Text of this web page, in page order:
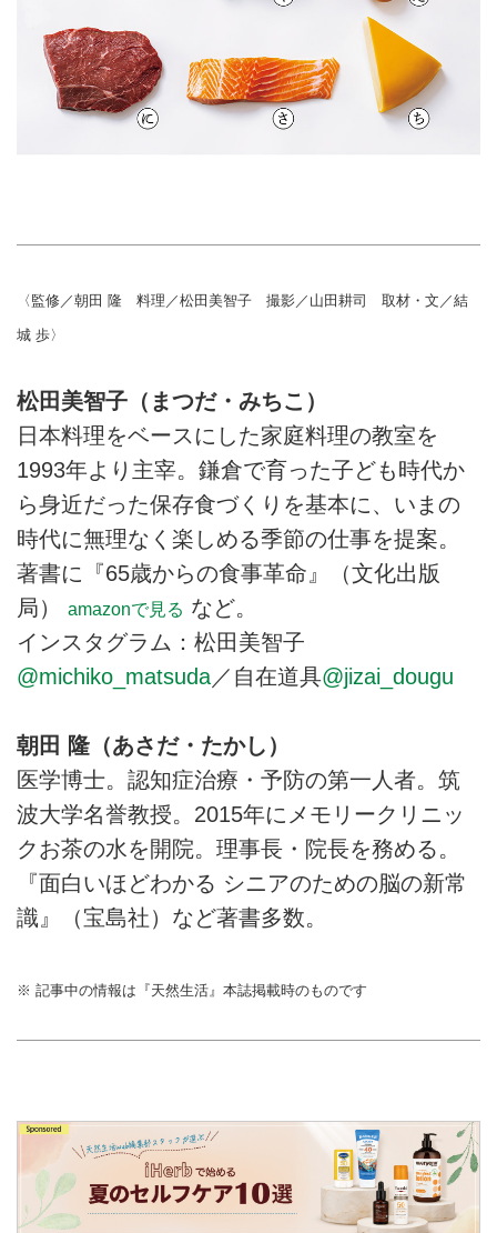
〈監修／朝田 隆 料理／松田美智子 撮影／山田耕司 取材・文／結
城 歩〉
松田美智子（まつだ・みちこ）
日本料理をベースにした家庭料理の教室を
1993年より主宰。鎌倉で育った子ども時代か
ら身近だった保存食づくりを基本に、いまの
時代に無理なく楽しめる季節の仕事を提案。
著書に『65歳からの食事革命』（文化出版
局）
amazonで見る など。
インスタグラム：松田美智子
@michiko_matsuda／自在道具@jizai_dougu
朝田 隆（あさだ・たかし）
医学博士。認知症治療・予防の第一人者。筑
波大学名誉教授。2015年にメモリークリニッ
クお茶の水を開院。理事長・院長を務める。
『面白いほどわかる シニアのための脳の新常
識』（宝島社）など著書多数。
※ 記事中の情報は『天然生活』本誌掲載時のものです